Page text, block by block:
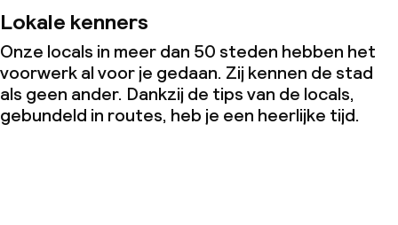
Lokale kenners
Onze locals in meer dan 50 steden hebben het
voorwerk al voor je gedaan. Zij kennen de stad
als geen ander. Dankzij de tips van de locals,
gebundeld in routes, heb je een heerlijke tijd.